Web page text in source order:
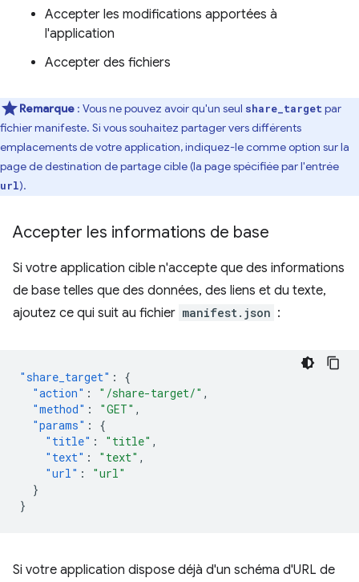
Accepter les modifications apportées à
l'application
Accepter des fichiers
Remarque : Vous ne pouvez avoir qu'un seul share_targetpar
fichier manifeste. Si vous souhaitez partager vers différents
emplacements de votre application, indiquez-le comme option sur la
page de destination de partage cible (la page spécifiée par l'entrée
url).
Accepter les informations de base
Si votre application cible n'accepte que des informations
de base telles que des données, des liens et du texte,
ajoutez ce qui suit au fichier manifest.json :
"share_target" :
{
"action" : "/share-target/" ,
"method" : "GET" ,
"params" :
{
"title" : "title" ,
"text" : "text" ,
"url" :
"url"
}
}
Si votre application dispose déjà d'un schéma d'URL de